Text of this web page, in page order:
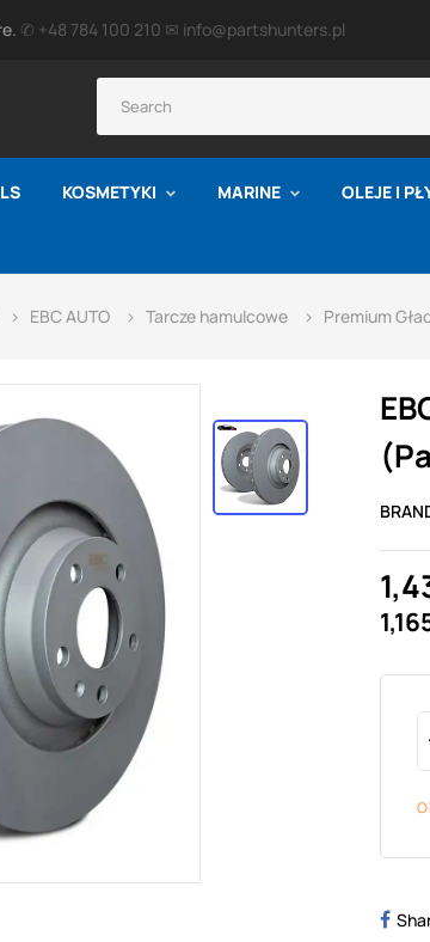
✆ +48 784 100 210 ✉ info@partshunters.pl
KOSMETYKI MARINE OLEJE I
EBC AUTO Tarcze hamulcowe Premium